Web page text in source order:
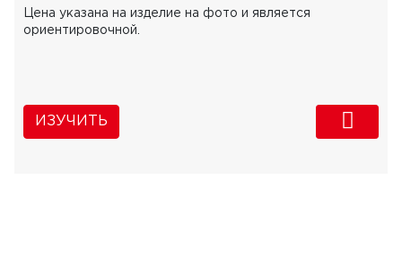
Цена указана на изделие на фото и является
ориентировочной.
ИЗУЧИТЬ